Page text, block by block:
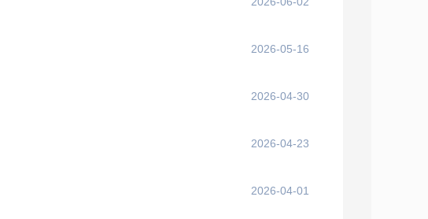
2026-05-16
2026-04-30
2026-04-23
2026-04-01